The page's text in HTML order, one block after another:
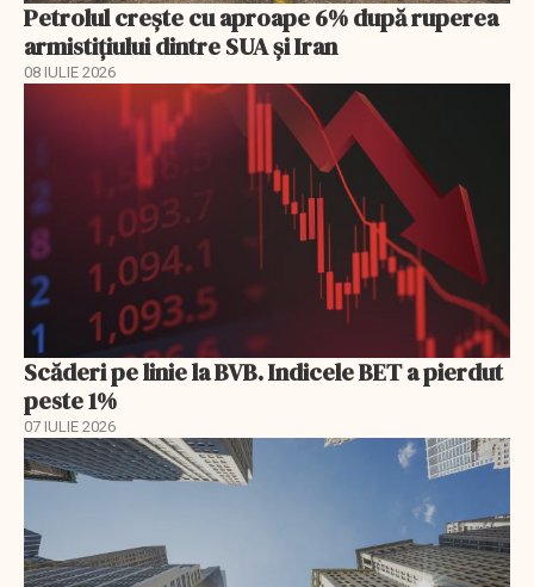
Petrolul crește cu aproape 6% după ruperea
armistițiului dintre SUA și Iran
08 IULIE 2026
Scăderi pe linie la BVB. Indicele BET a pierdut
peste 1%
07 IULIE 2026